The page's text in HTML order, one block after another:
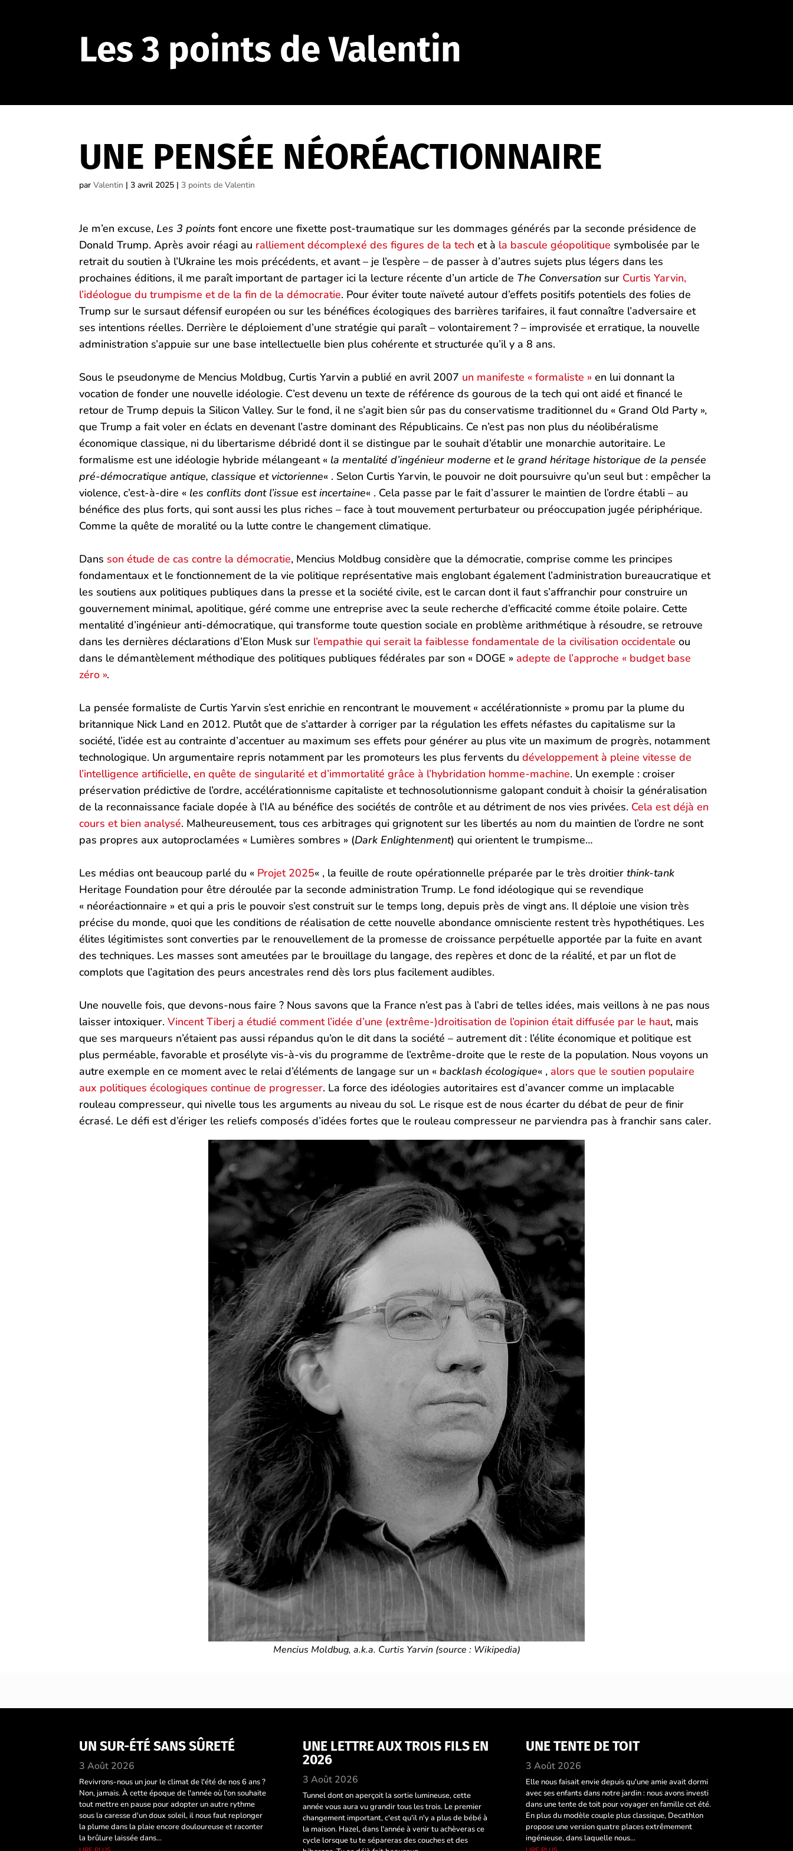
Les 3 points de Valentin
UNE PENSÉE NÉORÉACTIONNAIRE
parValentin |3 avril 2025 |3 points de Valentin
Je m’en excuse, Les 3 points font encore une fixette post-traumatique sur les dommages générés par la seconde présidence de
Donald Trump. Après avoir réagi au ralliement décomplexé des figures de la tech et à la bascule géopolitique symbolisée par le
retrait du soutien à l’Ukraine les mois précédents, et avant – je l’espère – de passer à d’autres sujets plus légers dans les
prochaines éditions, il me paraît important de partager ici la lecture récente d’un article de The Conversation sur Curtis Yarvin,
l’idéologue du trumpisme et de la fin de la démocratie. Pour éviter toute naïveté autour d’effets positifs potentiels des folies de
Trump sur le sursaut défensif européen ou sur les bénéfices écologiques des barrières tarifaires, il faut connaître l’adversaire et
ses intentions réelles. Derrière le déploiement d’une stratégie qui paraît – volontairement ? – improvisée et erratique, la nouvelle
administration s’appuie sur une base intellectuelle bien plus cohérente et structurée qu’il y a 8 ans.
Sous le pseudonyme de Mencius Moldbug, Curtis Yarvin a publié en avril 2007 un manifeste « formaliste » en lui donnant la
vocation de fonder une nouvelle idéologie. C’est devenu un texte de référence ds gourous de la tech qui ont aidé et financé le
retour de Trump depuis la Silicon Valley. Sur le fond, il ne s’agit bien sûr pas du conservatisme traditionnel du « Grand Old Party »,
que Trump a fait voler en éclats en devenant l’astre dominant des Républicains. Ce n’est pas non plus du néolibéralisme
économique classique, ni du libertarisme débridé dont il se distingue par le souhait d’établir une monarchie autoritaire. Le
formalisme est une idéologie hybride mélangeant « la mentalité d’ingénieur moderne et le grand héritage historique de la pensée
pré-démocratique antique, classique et victorienne« . Selon Curtis Yarvin, le pouvoir ne doit poursuivre qu’un seul but : empêcher la
violence, c’est-à-dire « les conflits dont l’issue est incertaine« . Cela passe par le fait d’assurer le maintien de l’ordre établi – au
bénéfice des plus forts, qui sont aussi les plus riches – face à tout mouvement perturbateur ou préoccupation jugée périphérique.
Comme la quête de moralité ou la lutte contre le changement climatique.
Dans son étude de cas contre la démocratie, Mencius Moldbug considère que la démocratie, comprise comme les principes
fondamentaux et le fonctionnement de la vie politique représentative mais englobant également l’administration bureaucratique et
les soutiens aux politiques publiques dans la presse et la société civile, est le carcan dont il faut s’affranchir pour construire un
gouvernement minimal, apolitique, géré comme une entreprise avec la seule recherche d’efficacité comme étoile polaire. Cette
mentalité d’ingénieur anti-démocratique, qui transforme toute question sociale en problème arithmétique à résoudre, se retrouve
dans les dernières déclarations d’Elon Musk sur l’empathie qui serait la faiblesse fondamentale de la civilisation occidentale ou
dans le démantèlement méthodique des politiques publiques fédérales par son « DOGE » adepte de l’approche « budget base
zéro ».
La pensée formaliste de Curtis Yarvin s’est enrichie en rencontrant le mouvement « accélérationniste » promu par la plume du
britannique Nick Land en 2012. Plutôt que de s’attarder à corriger par la régulation les effets néfastes du capitalisme sur la
société, l’idée est au contrainte d’accentuer au maximum ses effets pour générer au plus vite un maximum de progrès, notamment
technologique. Un argumentaire repris notamment par les promoteurs les plus fervents dudéveloppement à pleine vitesse de
l’intelligence artificielle,en quête de singularité et d’immortalité grâce à l’hybridation homme-machine. Un exemple : croiser
préservation prédictive de l’ordre, accélérationnisme capitaliste et technosolutionnisme galopant conduit à choisir la généralisation
de la reconnaissance faciale dopée à l’IA au bénéfice des sociétés de contrôle et au détriment de nos vies privées. Cela est déjà en
cours et bien analysé. Malheureusement, tous ces arbitrages qui grignotent sur les libertés au nom du maintien de l’ordre ne sont
pas propres aux autoproclamées « Lumières sombres » (Dark Enlightenment) qui orientent le trumpisme…
Les médias ont beaucoup parlé du « Projet 2025« , la feuille de route opérationnelle préparée par le très droitierthink-tank
Heritage Foundation pour être déroulée par la seconde administration Trump. Le fond idéologique qui se revendique
« néoréactionnaire » et qui a pris le pouvoir s’est construit sur le temps long, depuis près de vingt ans. Il déploie une vision très
précise du monde, quoi que les conditions de réalisation de cette nouvelle abondance omnisciente restent très hypothétiques. Les
élites légitimistes sont converties par le renouvellement de la promesse de croissance perpétuelle apportée par la fuite en avant
des techniques. Les masses sont ameutées par le brouillage du langage, des repères et donc de la réalité, et par un flot de
complots que l’agitation des peurs ancestrales rend dès lors plus facilement audibles.
Une nouvelle fois, que devons-nous faire ? Nous savons que la France n’est pas à l’abri de telles idées, mais veillons à ne pas nous
laisser intoxiquer.Vincent Tiberj a étudié comment l’idée d’une (extrême-)droitisation de l’opinion était diffusée par le haut, mais
que ses marqueurs n’étaient pas aussi répandus qu’on le dit dans la société – autrement dit : l’élite économique et politique est
plus perméable, favorable et prosélyte vis-à-vis du programme de l’extrême-droite que le reste de la population. Nous voyons un
autre exemple en ce moment avec le relai d’éléments de langage sur un «backlash écologique« , alors que le soutien populaire
aux politiques écologiques continue de progresser. La force des idéologies autoritaires est d’avancer comme un implacable
rouleau compresseur, qui nivelle tous les arguments au niveau du sol. Le risque est de nous écarter du débat de peur de finir
écrasé. Le défi est d’ériger les reliefs composés d’idées fortes que le rouleau compresseur ne parviendra pas à franchir sans caler.
Mencius Moldbug, a.k.a. Curtis Yarvin (source : Wikipedia)
UN SUR-ÉTÉ SANS SÛRETÉ
3 Août 2026
Revivrons-nous un jour le climat de l'été de nos 6 ans ?
Non, jamais. À cette époque de l'année où l'on souhaite
tout mettre en pause pour adopter un autre rythme
sous la caresse d'un doux soleil, il nous faut replonger
la plume dans la plaie encore douloureuse et raconter
la brûlure laissée dans...
UNE LETTRE AUX TROIS FILS EN
2026
3 Août 2026
Tunnel dont on aperçoit la sortie lumineuse, cette
année vous aura vu grandir tous les trois. Le premier
changement important, c'est qu'il n'y a plus de bébé à
la maison. Hazel, dans l'année à venir tu achèveras ce
cycle lorsque tu te sépareras des couches et des
UNE TENTE DE TOIT
3 Août 2026
Elle nous faisait envie depuis qu'une amie avait dormi
avec ses enfants dans notre jardin : nous avons investi
dans une tente de toit pour voyager en famille cet été.
En plus du modèle couple plus classique, Decathlon
propose une version quatre places extrêmement
ingénieuse, dans laquelle nous...